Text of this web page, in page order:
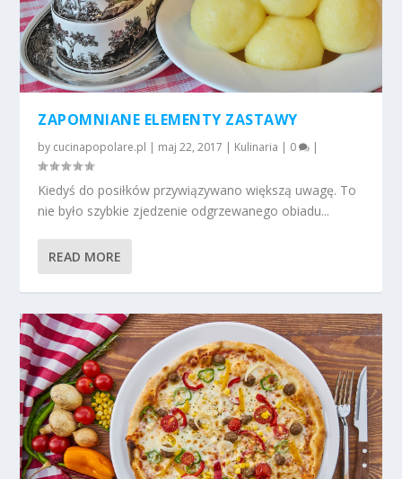
ZAPOMNIANE ELEMENTY ZASTAWY
by cucinapopolare.pl | maj 22, 2017 | Kulinaria | 0 |
Kiedyś do posiłków przywiązywano większą uwagę. To
nie było szybkie zjedzenie odgrzewanego obiadu...
READ MORE